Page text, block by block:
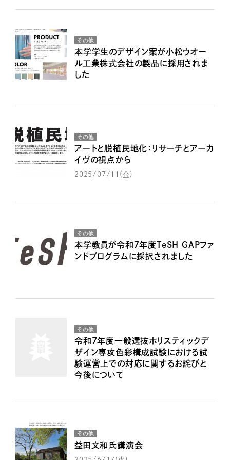
その他
本学学生のデザイン案が小松ウオー
ル工業株式会社の製品に採用されま
した
その他
アートと脱植民地化：リサーチとアーカ
イヴの視点から
2025/07/11(金)
その他
本学教員が令和７年度TeSH GAPファ
ンドブログラムに採択されました
その他
令和7年度一般選抜ホリスティックデ
ザイン専攻色彩構成試験における試
験運営上での対応に関するお詫びと
今後について
その他
益田文和氏講演会